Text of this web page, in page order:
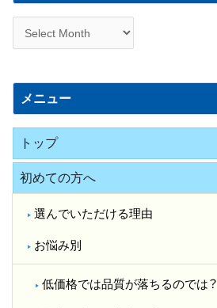
現
日
メニュー
トップ
初めての方へ
選んでいただける理由
お悩み別
低価格では品質が落ちるのでは？​